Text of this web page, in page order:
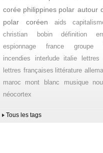
corée philippines polar autour
polar coréen
aids
christian bobin
définition
espionnage
france groupe
incendies
interlude italie
lettres
lettres françaises littérature
maroc
mont blanc musique
néocortex
Tous les tags